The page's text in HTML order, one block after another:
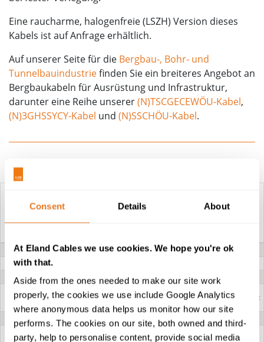
Consent Details About
At Eland Cables we use cookies. We hope you're ok
with that.
Aside from the ones needed to make our site work
properly, the cookies we use include Google Analytics
where anonymous data helps us monitor how our site
performs. The cookies on our site, both owned and third-
party, help to personalise content, provide social media
Eine raucharme, halogenfreie (LSZH) Version dieses
Kabels ist auf Anfrage erhältlich.
Auf unserer Seite für die Bergbau-, Bohr- und
Tunnelbauindustriefinden Sie ein breiteres Angebot an
Bergbaukabeln für Ausrüstung und Infrastruktur,
darunter eine Reihe unserer(N)TSCGECEWÖU-Kabel,
(N)3GHSSYCY-Kabel und (N)SSCHÖU-Kabel.
SPANNUNG 3,6/6 kV, 6/10 kV
8,7/15 kV, 12/20 kV
PHASENLEITER
ISOLIERUNG
Hart-Ethylen-Propylengummi (HEPR)
HALBLEITENDE SCHICHTEN
Halbleitende Bänder über dem Leiter und eine
innere und äußere halbleitende Gummischicht
auf der Isolierung
ERDUNGSSCHUTZLEITER
Individuelles Kupferdrahtgeflecht
STEUERLEITER
Klasse 5 Flexibles mehrdrahtiges verzinntes
Kupfer